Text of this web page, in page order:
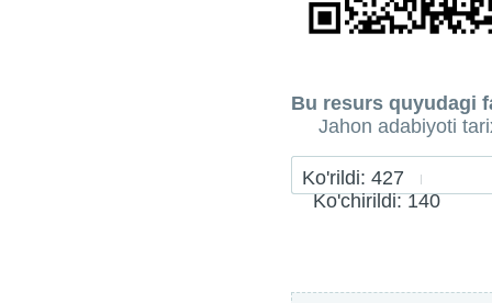
Bu resurs quyudagi
Jahon adabiyoti
Ko'rildi: 427
Ko'chirildi: 140